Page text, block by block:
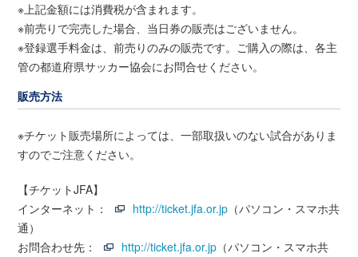
※上記金額には消費税が含まれます。
※前売りで完売した場合、当日券の販売はございません。
※登録選手料金は、前売りのみの販売です。ご購入の際は、各主
管の都道府県サッカー協会にお問合せください。
販売方法
※チケット販売場所によっては、一部取扱いのない試合がありま
すのでご注意ください。
【チケットJFA】
インターネット：
http://ticket.jfa.or.jp （パソコン・スマホ共
通）
お問合わせ先：
http://ticket.jfa.or.jp （パソコン・スマホ共